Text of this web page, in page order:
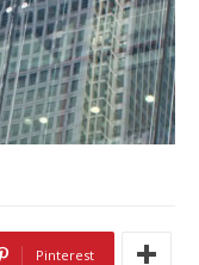
Pinterest